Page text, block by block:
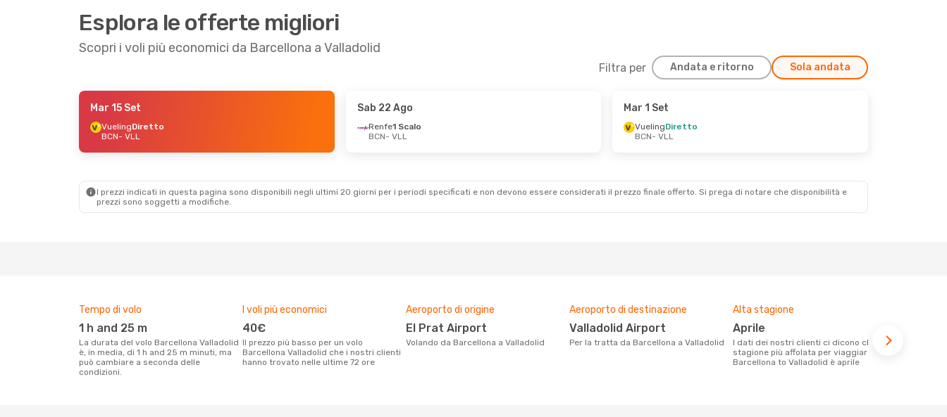
Esplora le offerte migliori
Scopri i voli più economici da Barcellona a Valladolid
Filtra per Andata e ritorno Sola andata
- Mer 16 Set
Mar 15 Set
VuelingDiretto
BCN- VLL
Sab 22 Ago
Renfe1 Scalo
BCN- VLL
Mar 1 Set
VuelingDiretto
BCN- VLL
I prezzi indicati in questa pagina sono disponibili negli ultimi 20 giorni per i periodi specificati e non devono essere considerati il ​​prezzo finale offerto. Si prega di notare che disponibilità e
prezzi sono soggetti a modifiche.
Tempo di volo
1 h and 25 m
La durata del volo Barcellona Valladolid
è, in media, di 1 h and 25 m minuti, ma
può cambiare a seconda delle
condizioni.
I voli più economici
40€
Il prezzo più basso per un volo
Barcellona Valladolid che i nostri clienti
hanno trovato nelle ultime 72 ore
Aeroporto di origine
El Prat Airport
Volando da Barcellona a Valladolid
Aeroporto di destinazione
Valladolid Airport
Per la tratta da Barcellona a Valladolid
Alta stagione
aprile
I dati dei nostri clienti ci dicono che la
stagione più affolata per viaggiare da
Barcellona to Valladolid è aprile